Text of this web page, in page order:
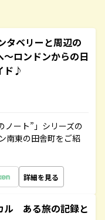
タベリーと周辺の
ロンドンからの日
ド♪
ノート”」シリーズの
南東の田舎町をご紹
詳細を見る
ル ある旅の記録と